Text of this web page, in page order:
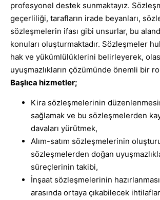
profesyonel destek sunmaktayız.
geçerliliği, tarafların irade beyanları,
sözleşmelerin ifası gibi unsurlar, bu
konuları oluşturmaktadır. Sözleşmeler
hak ve yükümlülüklerini belirleyerek,
uyuşmazlıkların çözümünde önemli bir
Başlıca hizmetler;
Kira sözleşmelerinin
sağlamak ve bu sözleşmelerden
davaları yürütmek,
Alım-satım sözleşmelerinin
sözleşmelerden doğan
süreçlerinin takibi,
İnşaat sözleşmelerinin
arasında ortaya çıkabilecek